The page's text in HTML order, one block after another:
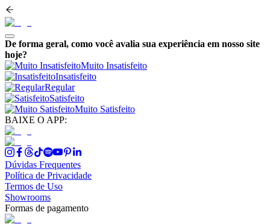
De forma geral, como você avalia sua experiência em nosso site
hoje?
Muito Insatisfeito
Insatisfeito
Regular
Satisfeito
Muito Satisfeito
BAIXE O APP:
Dúvidas Frequentes
Política de Privacidade
Termos de Uso
Showrooms
Formas de pagamento